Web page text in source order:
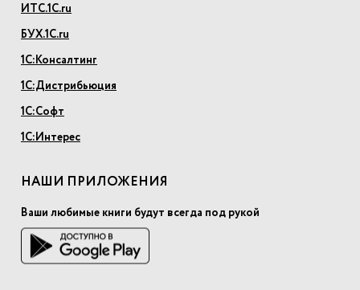
ИТС.1С.ru
БУХ.1С.ru
1С:Консалтинг
1С:Дистрибьюция
1С:Софт
1С:Интерес
НАШИ ПРИЛОЖЕНИЯ
Ваши любимые книги будут всегда под рукой